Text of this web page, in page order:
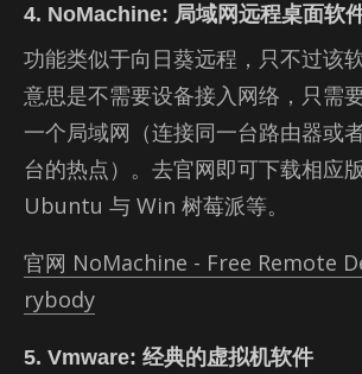
4. NoMachine: 局域网远程桌面软
功能类似于向日葵远程，只不过该
意思是不需要设备接入网络，只需
一个局域网（连接同一台路由器或
台的热点）。去官网即可下载相应
Ubuntu 与 Win 树莓派等。
官网 NoMachine - Free Remote
rybody
5. Vmware: 经典的虚拟机软件